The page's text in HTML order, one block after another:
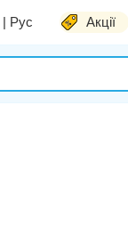
| Рус Акції